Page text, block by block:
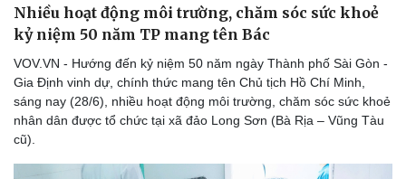
Nhiều hoạt động môi trường, chăm sóc sức khoẻ
kỷ niệm 50 năm TP mang tên Bác
VOV.VN - Hướng đến kỷ niệm 50 năm ngày Thành phố Sài Gòn -
Gia Định vinh dự, chính thức mang tên Chủ tịch Hồ Chí Minh,
sáng nay (28/6), nhiều hoạt động môi trường, chăm sóc sức khoẻ
nhân dân được tổ chức tại xã đảo Long Sơn (Bà Rịa – Vũng Tàu
cũ).